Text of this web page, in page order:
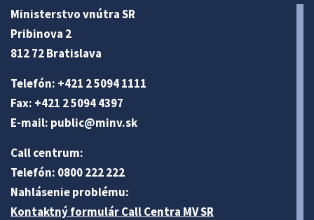
Ministerstvo vnútra SR
Pribinova 2
812 72 Bratislava
Telefón: +421 2 5094 1111
Fax: +421 2 5094 4397
E-mail: public@minv.sk
Call centrum:
Telefón: 0800 222 222
Nahlásenie problému:
Kontaktný formulár Call Centra MV SR